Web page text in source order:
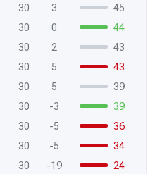
30 3
45
30 0
44
30 2
43
30 5
43
30 5
39
30 -3
39
30 -5
36
30 -5
34
30 -19
24